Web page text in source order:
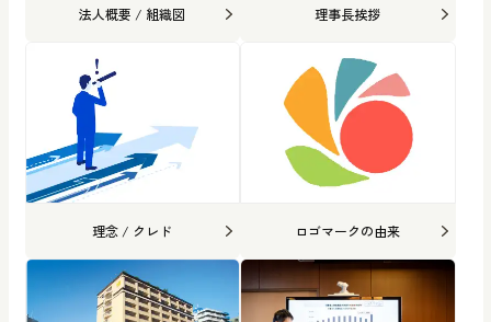
法人概要 / 組織図 理事長挨拶
理念 / クレド ロゴマークの由来